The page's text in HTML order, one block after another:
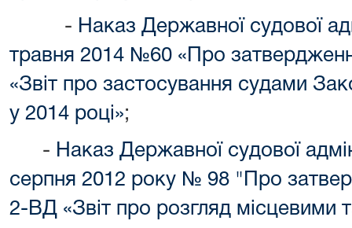
- Наказ Державної судової
травня 2014 №60 «Про
«Звіт про застосування судами
у 2014 році»;
- Наказ Державної судової
серпня 2012 року № 98 "Про
2-ВД «Звіт про розгляд місцевими